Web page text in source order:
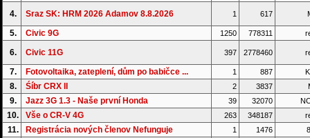
4. Sraz SK: HRM 2026 Adamov 8.8.2026 1 617
5. Civic 9G 1250 778311
6. Civic 11G 397 2778460
7. Fotovoltaika, zateplení, dům po babičce ... 1 887
8. Śíbr CRX II 2 3837
9. Jazz 3G 1.3 - Naše první Honda 39 32070
10. Vše o CR-V 4G 263 348187
11. Registrácia nových členov Nefunguje 1 1476